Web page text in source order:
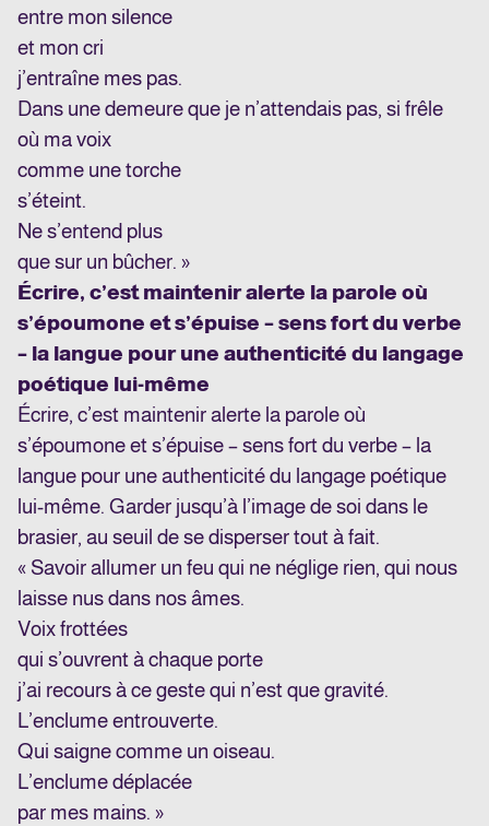
entre mon silence
et mon cri
j’entraîne mes pas.
Dans une demeure que je n’attendais pas, si frêle
où ma voix
comme une torche
s’éteint.
Ne s’entend plus
que sur un bûcher. »
Écrire, c’est maintenir alerte la parole où
s’époumone et s’épuise – sens fort du verbe
– la langue pour une authenticité du langage
poétique lui-même
Écrire, c’est maintenir alerte la parole où
s’époumone et s’épuise – sens fort du verbe – la
langue pour une authenticité du langage poétique
lui-même. Garder jusqu’à l’image de soi dans le
brasier, au seuil de se disperser tout à fait.
« Savoir allumer un feu qui ne néglige rien, qui nous
laisse nus dans nos âmes.
Voix frottées
qui s’ouvrent à chaque porte
j’ai recours à ce geste qui n’est que gravité.
L’enclume entrouverte.
Qui saigne comme un oiseau.
L’enclume déplacée
par mes mains. »